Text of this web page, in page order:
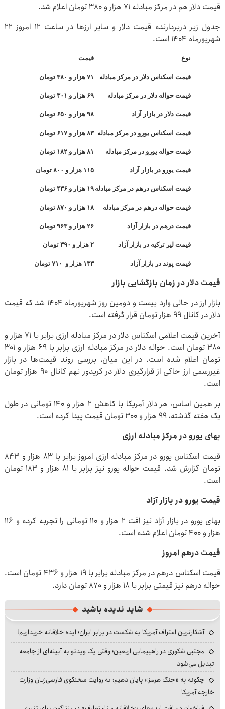
قیمت دلار هم در مرکز مبادله ۷۱ هزار و ۳۸۰ تومان اعلام شد.
جدول زیر دربردارنده قیمت دلار و سایر ارزها در ساعت ۱۲ امروز ۲۲
شهریورماه ۱۴۰۴ است.
نوع قیمت
قیمت اسکناس دلار در مرکز مبادله ۷۱ هزار و ۳۸۰ تومان
قیمت حواله دلار در مرکز مبادله ۶۹ هزار و ۳۰۱ تومان
قیمت دلار در بازار آزاد ۹۸ هزار و ۶۵۰ تومان
قیمت اسکناس یورو در مرکز مبادله ۸۳ هزار و ۶۱۷ ت ومان
قیمت حواله یورو در مرکز مبادله ۸۱ هزار و ۱۸۲ تومان
قیمت یورو در بازار آزاد ۱۱۵ هزار و ۸۰۰ تومان
قیمت اسکناس درهم در مرکز مبادله ۱۹ هزار و ۴۳۶ تومان
قیمت حواله درهم در مرکز مبادله ۱۸ هزار و ۸۷۰ تومان
قیمت درهم در بازار آزاد ۲۶ هزار و ۹۶۳ تومان
قیمت لیر ترکیه در بازار آزاد ۲ هزار و ۳۹۰ تومان
قیمت پوند در بازار آزاد ۱۳۳ هزار و ۷۱۰ تومان
قیمت دلار در زمان بازگشایی بازار
بازار ارز در حالی وارد بیست و دومین روز شهریورماه ۱۴۰۴ شد که قیمت
دلار در کانال ۹۹ هزار تومان قرار گرفته است.
آخرین قیمت اعلامی اسکناس دلار در مرکز مبادله ارزی برابر با ۷۱ هزار و
۳۸۰ تومان است. حواله دلار در مرکز مبادله ارزی برابر با ۶۹ هزار و ۳۰۱
تومان اعلام شده است. در این میان، بررسی روند قیمت‌ها در بازار
غیررسمی ارز حاکی از قرارگیری دلار در کریدور نهم کانال ۹۰ هزار تومان
است.
بر همین اساس، هر دلار آمریکا با کاهش ۲ هزار و ۱۴۰ تومانی در طول
یک هفته گذشته، ۹۹ هزار و ۳۰۰ تومان قیمت پیدا کرده است.
بهای یورو در مرکز مبادله ارزی
قیمت اسکناس یورو در مرکز مبادله ارزی امروز برابر با ۸۳ هزار و ۸۴۳
تومان گزارش شد. قیمت حواله یورو نیز برابر با ۸۱ هزار و ۱۸۳ تومان
است.
قیمت یورو در بازار آزاد
بهای یورو در بازار آزاد نیز افت ۲ هزار و ۱۱۰ تومانی را تجربه کرده و ۱۱۶
هزار و ۴۰۰ تومان اعلام شده است.
قیمت درهم امروز
قیمت اسکناس درهم در مرکز مبادله برابر با ۱۹ هزار و ۴۳۶ تومان است.
حواله درهم نیز قیمتی برابر با ۱۸ هزار و ۸۷۰ تومان دارد.
شاید ندیده باشید
آشکارترین اعتراف آمریکا به شکست در برابر ایران؛ ایده خلاقانه خریداریم!
مجتبی شکوری در راهپیمایی اربعین؛ وقتی یک ویدئو به آیینه‌ای از جامعه
تبدیل می‌شود
چگونه به «جنگ هرمز» پایان دهیم؛ به روایت سخنگوی فارسی‌زبان وزارت
خارجه آمریکا